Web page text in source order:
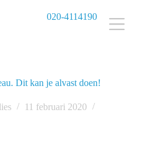
020-4114190
Dit kan je alvast doen!
11 februari 2020